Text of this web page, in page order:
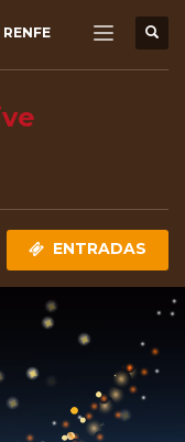
RENFE
ENTRADAS